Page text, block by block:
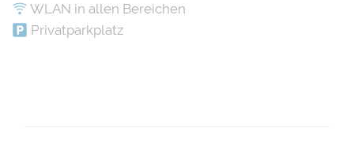
WLAN in allen Bereichen
Privatparkplatz